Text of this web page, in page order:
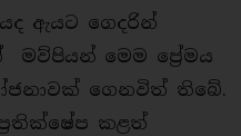
ඇයට ගෙදරින්
මව්පියන් මෙම පේ‍්‍රමය
ගෙනවිත් තිබේ.
කළත්